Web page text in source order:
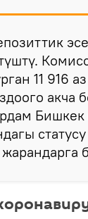
11 916
акча